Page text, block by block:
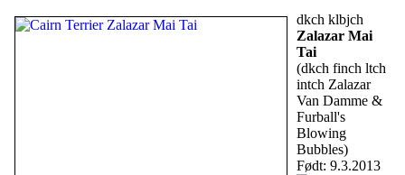
dkch klbjch
Zalazar Mai
Tai
(dkch finch ltch
intch Zalazar
Van Damme &
Furball's
Blowing
Bubbles)
Født: 9.3.2013